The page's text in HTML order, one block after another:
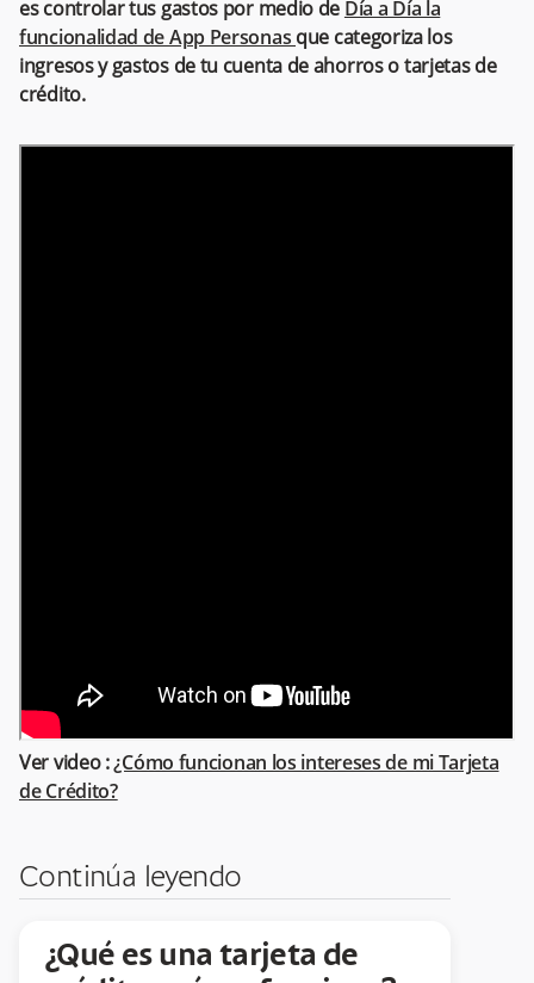
es controlar tus gastos por medio de Día a Día la
funcionalidad de App Personas que categoriza los
ingresos y gastos de tu cuenta de ahorros o tarjetas de
crédito.
Ver video :¿Cómo funcionan los intereses de mi Tarjeta
de Crédito?
Continúa leyendo
¿Qué es una tarjeta de